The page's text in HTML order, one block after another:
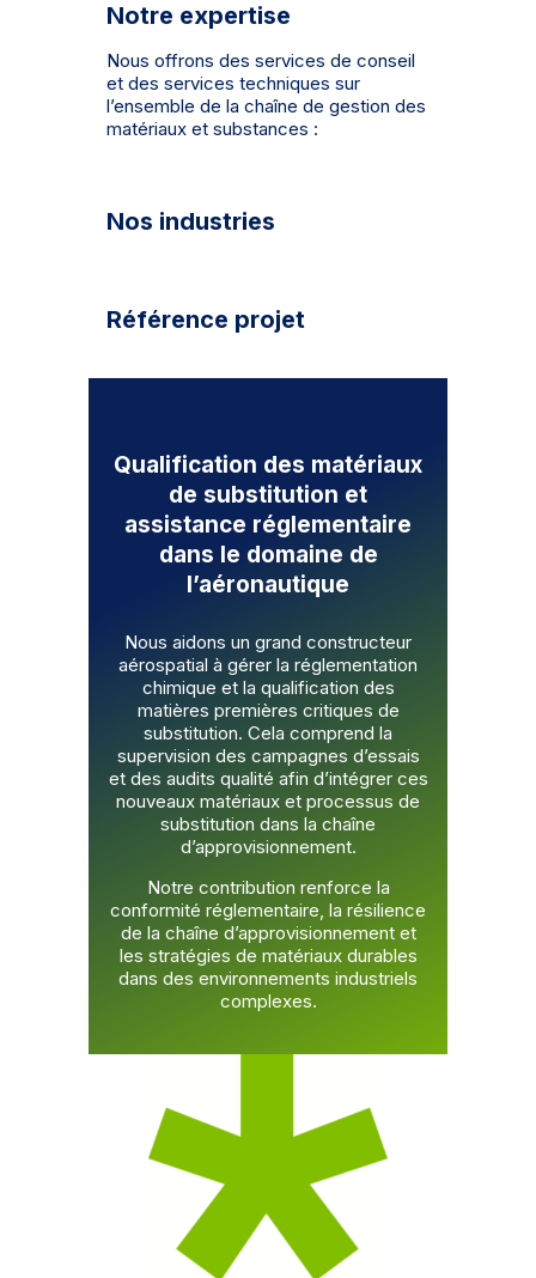
Notre expertise
Nous offrons des services de conseil
et des services techniques sur
l’ensemble de la chaîne de gestion des
matériaux et substances :
Nos industries
Référence projet
Qualification des matériaux
de substitution et
assistance réglementaire
dans le domaine de
l’aéronautique
Nous aidons un grand constructeur
aérospatial à gérer la réglementation
chimique et la qualification des
matières premières critiques de
substitution. Cela comprend la
supervision des campagnes d’essais
et des audits qualité afin d’intégrer ces
nouveaux matériaux et processus de
substitution dans la chaîne
d’approvisionnement.
Notre contribution renforce la
conformité réglementaire, la résilience
de la chaîne d’approvisionnement et
les stratégies de matériaux durables
dans des environnements industriels
complexes.